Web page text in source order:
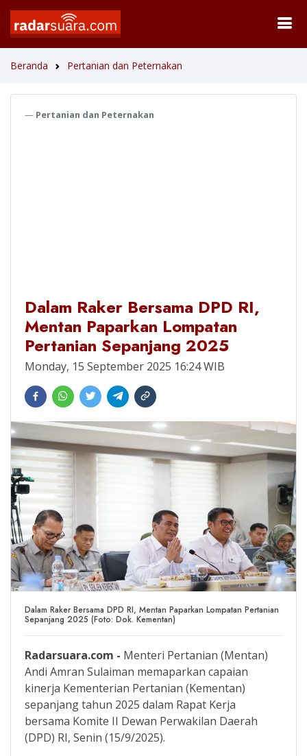
Beranda Pertanian dan Peternakan
Pertanian dan Peternakan
Dalam Raker Bersama DPD RI,
Mentan Paparkan Lompatan
Pertanian Sepanjang 2025
Monday, 15 September 2025 16:24 WIB
Dalam Raker Bersama DPD RI, Mentan Paparkan Lompatan Pertanian
Sepanjang 2025 (Foto: Dok. Kementan)
Radarsuara.com - Menteri Pertanian (Mentan)
Andi Amran Sulaiman memaparkan capaian
kinerja Kementerian Pertanian (Kementan)
sepanjang tahun 2025 dalam Rapat Kerja
bersama Komite II Dewan Perwakilan Daerah
(DPD) RI, Senin (15/9/2025).